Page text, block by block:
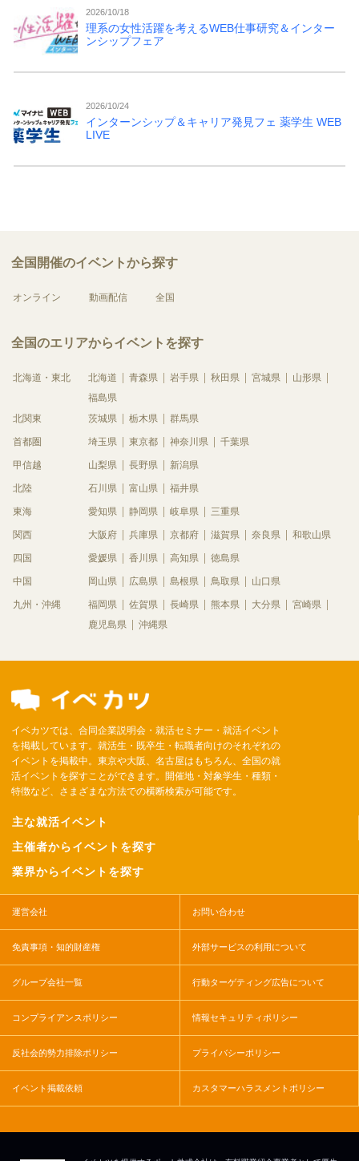
2026/10/18
理系の女性活躍を考えるWEB仕事研究＆インター
ンシップフェア
2026/10/24
インターンシップ＆キャリア発見フェ 薬学生 WEB
LIVE
全国開催のイベントから探す
オンライン 動画配信 全国
全国のエリアからイベントを探す
北海道・東北 北海道 青森県 岩手県 秋田県 宮城県
山形県
福島県
北関東
茨城県 栃木県 群馬県
首都圏 埼玉県 東京都 神奈川県 千葉県
甲信越 山梨県 長野県 新潟県
北陸 石川県 富山県 福井県
東海 愛知県 静岡県 岐阜県 三重県
関西 大阪府 兵庫県 京都府 滋賀県 奈良県 和歌山県
四国 愛媛県 香川県 高知県 徳島県
中国 岡山県 広島県 島根県 鳥取県 山口県
九州・沖縄 福岡県 佐賀県 長崎県 熊本県 大分県
宮崎県
鹿児島県
沖縄県
イベカツでは、合同企業説明会・就活セミナー・就活イベント
を掲載しています。就活生・既卒生・転職者向けのそれぞれの
イベントを掲載中。東京や大阪、名古屋はもちろん、全国の就
活イベントを探すことができます。開催地・対象学生・種類・
特徴など、さまざまな方法での横断検索が可能です。
主な就活イベント
主催者からイベントを探す
業界からイベントを探す
運営会社 お問い合わせ
免責事項・知的財産権 外部サービスの利用について
グループ会社一覧 行動ターゲティング広告について
コンプライアンスポリシー 情報セキュリティポリシー
反社会的勢力排除ポリシー プライバシーポリシー
イベント掲載依頼 カスタマーハラスメントポリシー